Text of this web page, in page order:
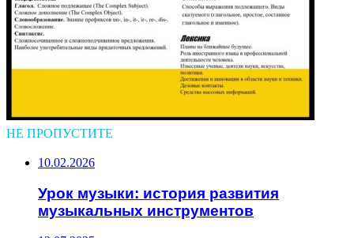
НЕ ПРОПУСТИТЕ
10.02.2026
Урок музыки: история развития
музыкальных инструментов